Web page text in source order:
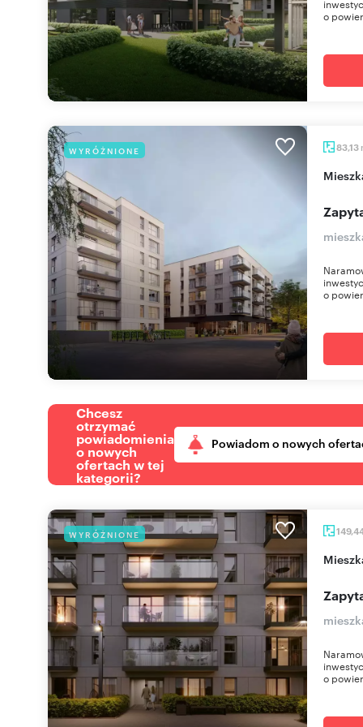
o
WYRÓŻNIONE 83,13
o
Chcesz
otrzymać
powiadomienia
o nowych
ofertach w tej
kategorii?
Powiadom o nowych
WYRÓŻNIONE
o